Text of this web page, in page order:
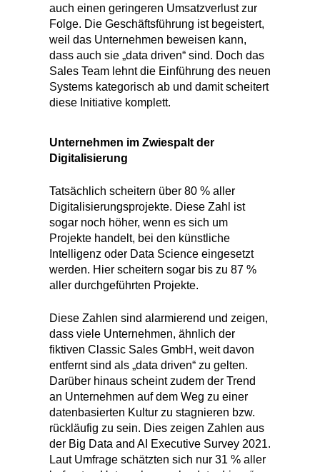
auch einen geringeren Umsatzverlust zur
Folge. Die Geschäftsführung ist begeistert,
weil das Unternehmen beweisen kann,
dass auch sie „data driven“ sind. Doch das
Sales Team lehnt die Einführung des neuen
Systems kategorisch ab und damit scheitert
diese Initiative komplett.
Unternehmen im Zwiespaltder
Digitalisierung
Tatsächlich scheitern über 80 % aller
Digitalisierungsprojekte. Diese Zahl ist
sogar noch höher, wenn es sich um
Projekte handelt, bei den künstliche
Intelligenz oder Data Science eingesetzt
werden. Hier scheitern sogar bis zu 87 %
aller durchgeführten Projekte.
Diese Zahlen sind alarmierend und zeigen,
dass viele Unternehmen, ähnlich der
fiktiven Classic Sales GmbH, weit davon
entfernt sind als „data driven“ zu gelten.
Darüber hinaus scheint zudem der Trend
an Unternehmen auf dem Weg zu einer
datenbasierten Kultur zu stagnieren bzw.
rückläufig zu sein. Dies zeigen Zahlen aus
der Big Data and AI Executive Survey 2021.
Laut Umfrage schätzten sich nur 31 % aller